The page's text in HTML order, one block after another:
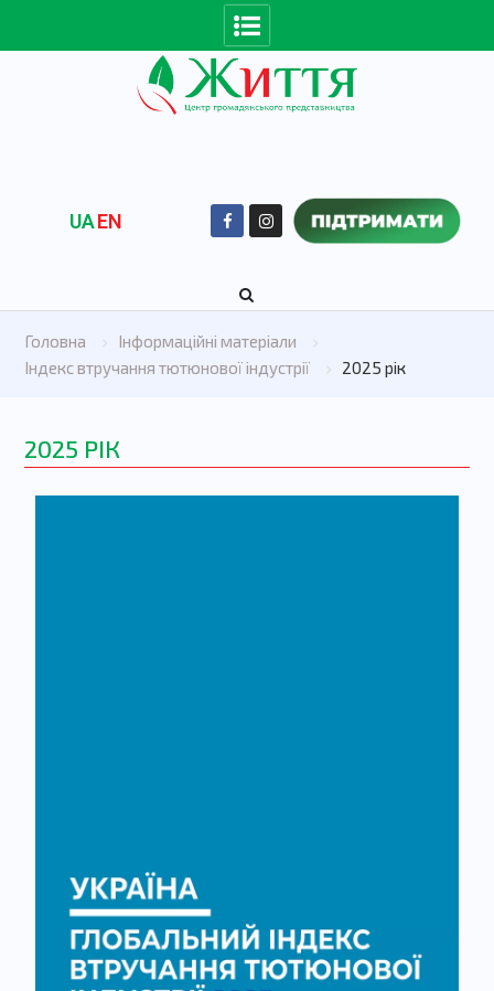
UAEN
Головна
Інформаційні матеріали
Індекс втручання тютюнової індустрії
2025 рік
2025 РІК